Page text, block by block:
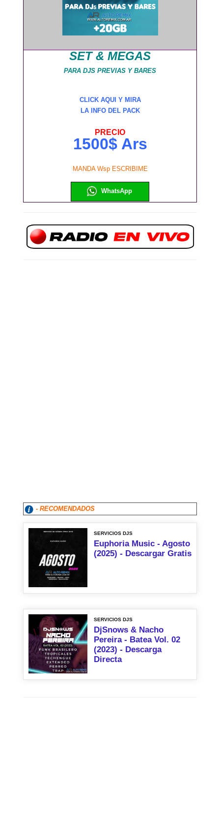
SET & MEGAS
PARA DJS PREVIAS Y BARES
CLICK AQUI Y MIRA
LA INFO DEL PACK
PRECIO
1500$ Ars
MANDA Wsp ESCRIBIME
WhatsApp
- RECOMENDADOS
SERVICIOS DJS
Euphoria Music - Agosto
(2025) - Descargar Gratis
SERVICIOS DJS
DjSnows & Nacho
Pereira - Batea Vol. 02
(2023) - Descarga
Directa